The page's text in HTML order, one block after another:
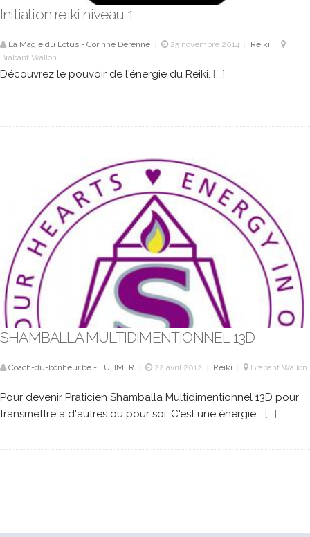
Initiation reiki niveau 1
La Magie du Lotus - Corinne Derenne 25 novembre 2014 Reiki
Brabant Wallon
Découvrez le pouvoir de l'énergie du Reiki. [...]
SHAMBALLA MULTIDIMENTIONNEL 13D
Coach-du-bonheur.be - LUHMER 22 avril 2012 Reiki Brabant Wallon
Pour devenir Praticien Shamballa Multidimentionnel 13D pour
transmettre à d'autres ou pour soi. C'est une énergie... [...]